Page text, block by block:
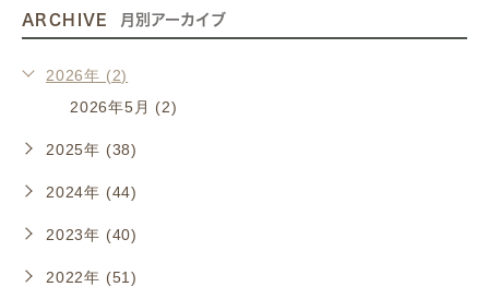
ARCHIVE 月別アーカイブ
2026年 (2)
2026年5月 (2)
2025年 (38)
2024年 (44)
2023年 (40)
2022年 (51)